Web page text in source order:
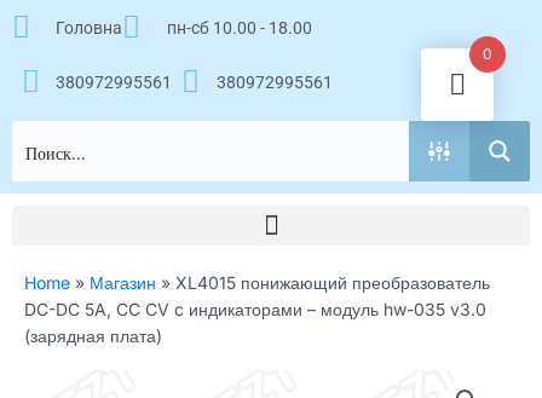
Перейти
Головна пн-сб 10.00 - 18.00
380972995561 380972995561
Home » Магазин » XL4015 понижающий преобразователь
DC-DC 5A, CC CV c индикаторами – модуль hw-035 v3.0
(зарядная плата)
0